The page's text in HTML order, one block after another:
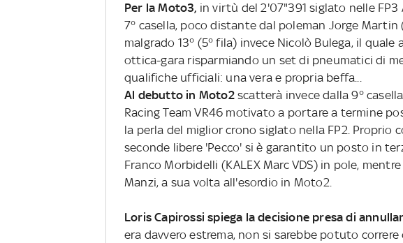
Per la Moto3, in virtù del 2'07"391 siglato nelle
7° casella, poco distante dal poleman Jorge
malgrado 13° (5° fila) invece Nicolò Bulega, il
ottica-gara risparmiando un set di pneumatici di
qualifiche ufficiali: una vera e propria beffa...
Al debutto in Moto2 scatterà invece dalla 9°
Racing Team VR46 motivato a portare a termine
la perla del miglior crono siglato nella FP2. Proprio
seconde libere 'Pecco' si è garantito un posto in
Franco Morbidelli (KALEX Marc VDS) in pole,
Manzi, a sua volta all'esordio in Moto2.
Loris Capirossi spiega la decisione presa di
era davvero estrema, non si sarebbe potuto